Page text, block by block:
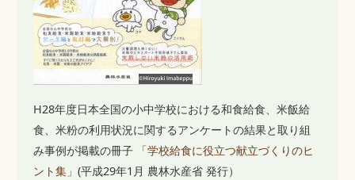
H28年度日本全国の小中学校における和食給食、米飯給
食、米粉の利用状況に関するアンケートの結果と取り組
み事例が掲載の冊子 「学校給食に役立つ献立づくりのヒ
ント集」(平成29年1月 農林水産省 発行）